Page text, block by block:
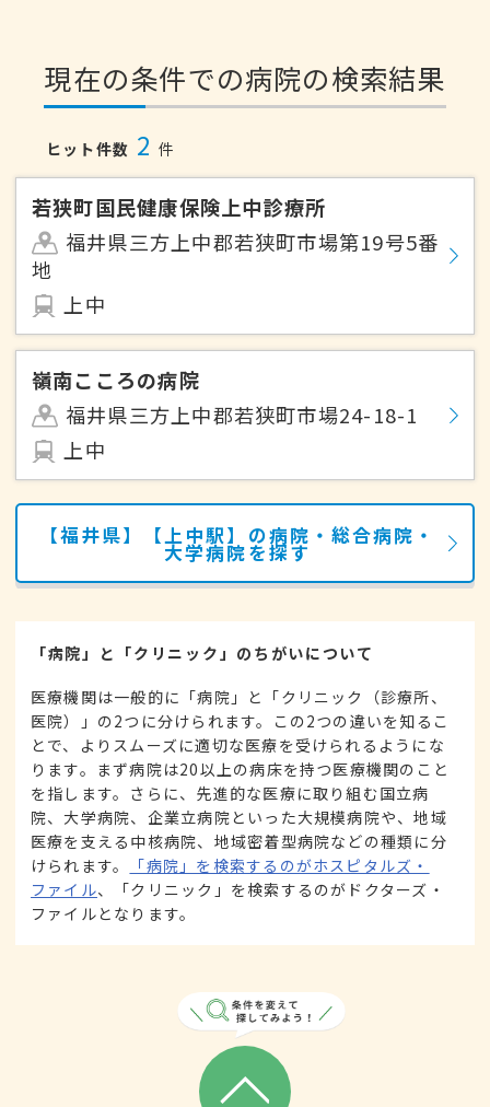
現在の条件での病院の検索結果
ヒット件数 2 件
若狭町国民健康保険上中診療所
福井県三方上中郡若狭町市場第19号5番
地
上中
嶺南こころの病院
福井県三方上中郡若狭町市場24-18-1
上中
【福井県】【上中駅】の病院・総合病院・
大学病院を探す
「病院」と「クリニック」のちがいについて
医療機関は一般的に「病院」と「クリニック（診療所、
医院）」の2つに分けられます。この2つの違いを知るこ
とで、よりスムーズに適切な医療を受けられるようにな
ります。まず病院は20以上の病床を持つ医療機関のこと
を指します。さらに、先進的な医療に取り組む国立病
院、大学病院、企業立病院といった大規模病院や、地域
医療を支える中核病院、地域密着型病院などの種類に分
けられます。
「病院」を検索するのがホスピタルズ・
ファイル、「クリニック」を検索するのがドクターズ・
ファイルとなります。